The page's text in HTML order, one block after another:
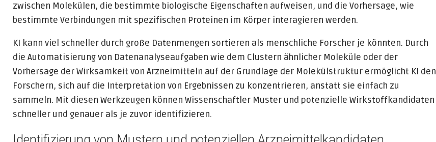
zwischen Molekülen, die bestimmte biologische Eigenschaften aufweisen, und die Vorhersage, wie
bestimmte Verbindungen mit spezifischen Proteinen im Körper interagieren werden.
KI kann viel schneller durch große Datenmengen sortieren als menschliche Forscher je könnten. Durch
die Automatisierung von Datenanalyseaufgaben wie dem Clustern ähnlicher Moleküle oder der
Vorhersage der Wirksamkeit von Arzneimitteln auf der Grundlage der Molekülstruktur ermöglicht KI den
Forschern, sich auf die Interpretation von Ergebnissen zu konzentrieren, anstatt sie einfach zu
sammeln. Mit diesen Werkzeugen können Wissenschaftler Muster und potenzielle Wirkstoffkandidaten
schneller und genauer als je zuvor identifizieren.